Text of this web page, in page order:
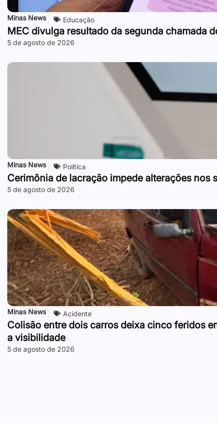
Minas News Educação
MEC divulga resultado da segunda chamada
5 de agosto de 2026
Minas News Política
Cerimônia de lacração impede alterações nos
5 de agosto de 2026
Minas News Acidente
Colisão entre dois carros deixa cinco feridos
a visibilidade
5 de agosto de 2026